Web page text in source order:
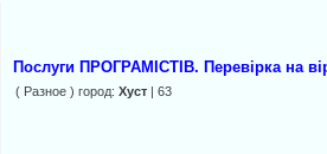
Послуги ПРОГРАМІСТІВ. Перевірка на
( Разное ) город: Хуст| 63